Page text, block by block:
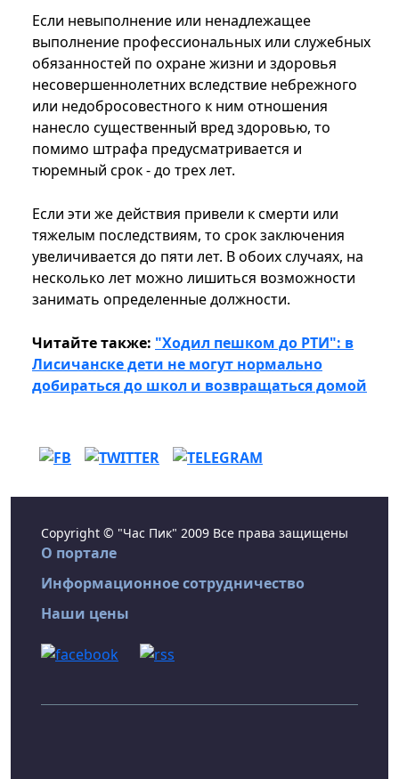
Если невыполнение или ненадлежащее
выполнение профессиональных или служебных
обязанностей по охране жизни и здоровья
несовершеннолетних вследствие небрежного
или недобросовестного к ним отношения
нанесло существенный вред здоровью, то
помимо штрафа предусматривается и
тюремный срок - до трех лет.
Если эти же действия привели к смерти или
тяжелым последствиям, то срок заключения
увеличивается до пяти лет. В обоих случаях, на
несколько лет можно лишиться возможности
занимать определенные должности.
Читайте также: "Ходил пешком до РТИ": в
Лисичанске дети не могут нормально
добираться до школ и возвращаться домой
Copyright © "Час Пик" 2009 Все права защищены
О портале
Информационное сотрудничество
Наши цены